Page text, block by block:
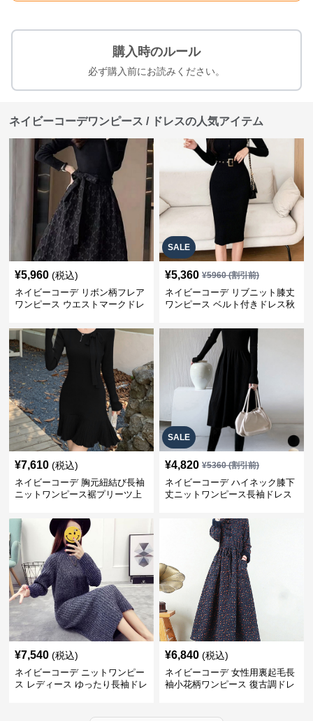
購入時のルール
必ず購入前にお読みください。
ネイビーコーデワンピース / ドレスの人気アイテム
¥5,960 (税込)
ネイビーコーデ リボン柄フレア
ワンピース ウエストマークドレ
SALE
¥5,360 ¥5960(割引前)
ネイビーコーデ リブニット膝丈
ワンピース ベルト付きドレス秋
¥7,610 (税込)
ネイビーコーデ 胸元紐結び長袖
ニットワンピース裾プリーツ上
SALE
¥4,820 ¥5360(割引前)
ネイビーコーデ ハイネック膝下
丈ニットワンピース長袖ドレス
¥7,540 (税込)
ネイビーコーデ ニットワンピー
ス レディース ゆったり長袖ドレ
¥6,840 (税込)
ネイビーコーデ 女性用裏起毛長
袖小花柄ワンピース 復古調ドレ